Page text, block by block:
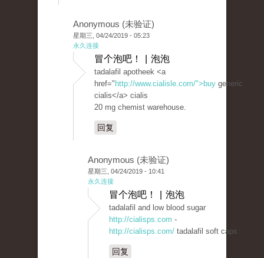
Anonymous (未验证)
星期三, 04/24/2019 - 05:23
永久连接
冒个泡吧！ | 泡泡
tadalafil apotheek <a
href=" http://www.cialisle.com/">buy generic
cialis</a> cialis
20 mg chemist warehouse.
回复
Anonymous (未验证)
星期三, 04/24/2019 - 10:41
永久连接
冒个泡吧！ | 泡泡
tadalafil and low blood sugar
http://cialisps.com -
http://cialisps.com/ tadalafil soft caps
回复